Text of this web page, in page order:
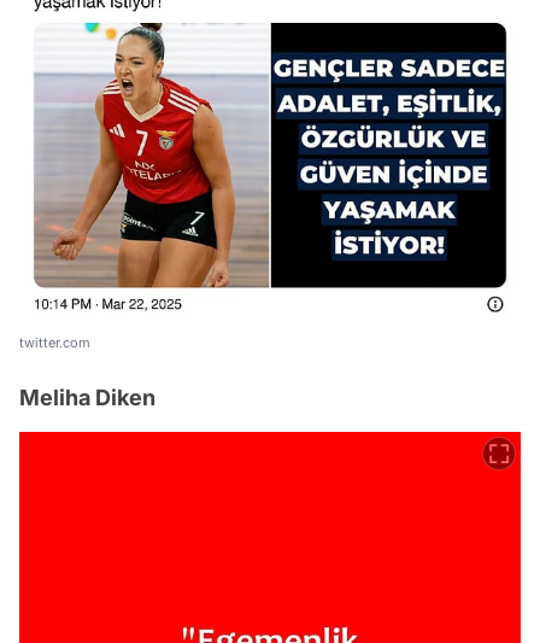
twitter.com
Meliha Diken